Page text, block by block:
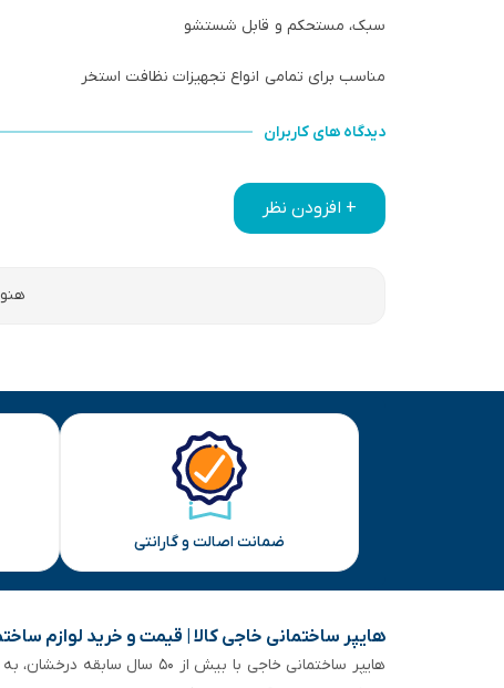
سبک، مستحکم و قابل شستشو
مناسب برای تمامی انواع تجهیزات نظافت استخر
دیدگاه های کاربران
+ افزودن نظر
ضمانت اصالت و گارانتی
هایپر ساختمانی خاجی‌ کالا | قیمت و خرید لوازم
هایپر ساختمانی خاجی‌ با